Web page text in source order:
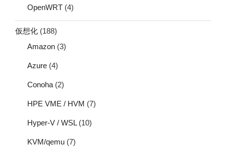
OpenWRT (4)
仮想化 (188)
Amazon (3)
Azure (4)
Conoha (2)
HPE VME / HVM (7)
Hyper-V / WSL(10)
KVM/qemu (7)